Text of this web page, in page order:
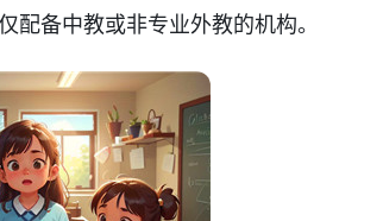
配备中教或非专业外教的机构。